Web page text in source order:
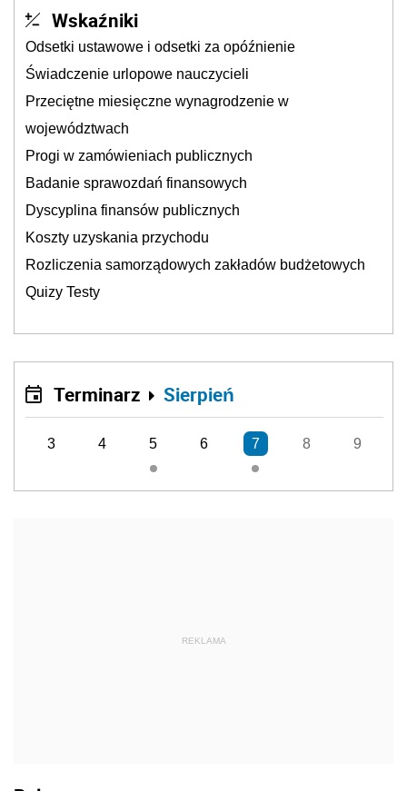
Wskaźniki
Odsetki ustawowe i odsetki za opóźnienie
Świadczenie urlopowe nauczycieli
Przeciętne miesięczne wynagrodzenie w
województwach
Progi w zamówieniach publicznych
Badanie sprawozdań finansowych
Dyscyplina finansów publicznych
Koszty uzyskania przychodu
Rozliczenia samorządowych zakładów budżetowych
Quizy Testy
Terminarz Sierpień
3 4 5 6 7 8 9
REKLAMA